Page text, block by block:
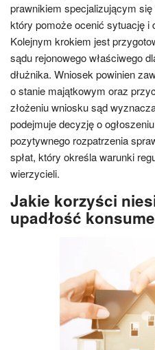
prawnikiem specjalizującym
który pomoże ocenić sytuację i
Kolejnym krokiem jest
sądu rejonowego właściwego
dłużnika. Wniosek powinien
o stanie majątkowym oraz
złożeniu wniosku sąd
podejmuje decyzję o
pozytywnego rozpatrzenia
spłat, który określa warunki
wierzycieli.
Jakie korzyści
upadłość